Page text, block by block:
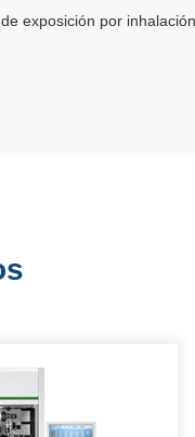
exposición por